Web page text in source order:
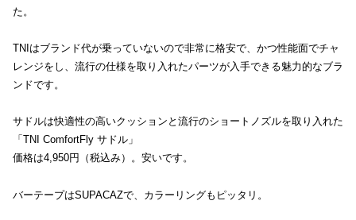
た。
TNIはブランド代が乗っていないので非常に格安で、かつ性能面でチャ
レンジをし、流行の仕様を取り入れたパーツが入手できる魅力的なブラ
ンドです。
サドルは快適性の高いクッションと流行のショートノズルを取り入れた
「TNI ComfortFly サドル」
価格は4,950円（税込み）。安いです。
バーテープはSUPACAZで、カラーリングもピッタリ。